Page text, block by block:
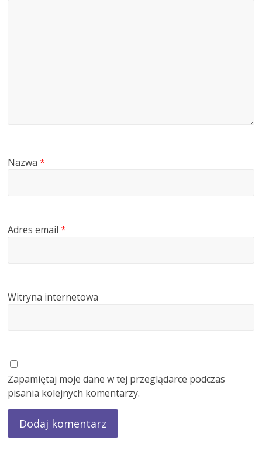
Nazwa*
Adres email*
Witryna internetowa
Zapamiętaj moje dane w tej przeglądarce podczas
pisania kolejnych komentarzy.